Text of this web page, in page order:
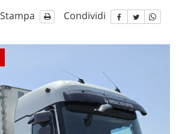
Stampa Condividi